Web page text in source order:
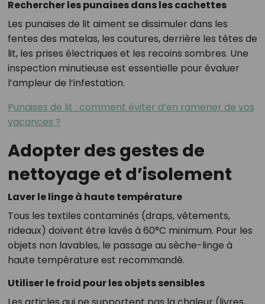
Rechercher les punaises dans les cachettes
Les punaises de lit aiment se dissimuler dans les
fentes des matelas, les coutures, derrière les têtes de
lit, les prises électriques et les recoins sombres. Une
inspection minutieuse est essentielle pour évaluer
l’ampleur de l’infestation.
Punaises de lit : comment éviter d’en ramener de vos
vacances ?
Adopter des gestes de
nettoyage et d’isolement
Laver le linge à haute température
Tous les textiles contaminés (draps, vêtements,
rideaux) doivent être lavés à 60°C minimum. Pour les
objets non lavables, le passage au sèche-linge à
haute température est recommandé.
Utiliser le froid pour les objets sensibles